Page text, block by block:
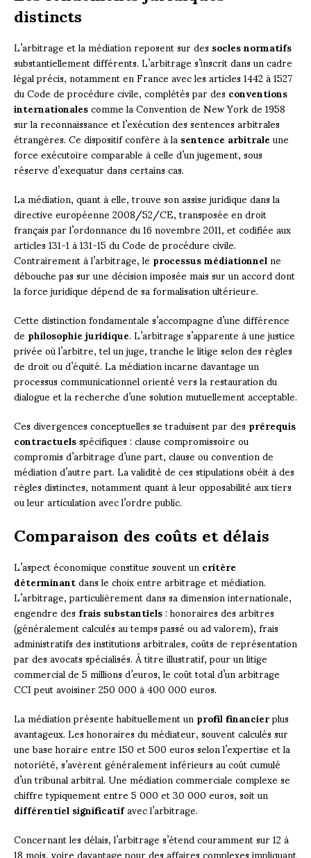
distincts
L’arbitrage et la médiation reposent sur dessocles normatifs
substantiellement différents. L’arbitrage s’inscrit dans un cadre
légal précis, notamment en France avec les articles 1442 à 1527
du Code de procédure civile, complétés par desconventions
internationalescomme la Convention de New York de 1958
sur la reconnaissance et l’exécution des sentences arbitrales
étrangères. Ce dispositif confère à lasentence arbitraleune
force exécutoire comparable à celle d’un jugement, sous
réserve d’exequatur dans certains cas.
La médiation, quant à elle, trouve son assise juridique dans la
directive européenne 2008/52/CE, transposée en droit
français par l’ordonnance du 16 novembre 2011, et codifiée aux
articles 131-1 à 131-15 du Code de procédure civile.
Contrairement à l’arbitrage, leprocessus médiationnelne
débouche pas sur une décision imposée mais sur un accord dont
la force juridique dépend de sa formalisation ultérieure.
Cette distinction fondamentale s’accompagne d’une différence
dephilosophie juridique. L’arbitrage s’apparente à une justice
privée où l’arbitre, tel un juge, tranche le litige selon des règles
de droit ou d’équité. La médiation incarne davantage un
processus communicationnel orienté vers la restauration du
dialogue et la recherche d’une solution mutuellement acceptable.
Ces divergences conceptuelles se traduisent par desprérequis
contractuelsspécifiques : clause compromissoire ou
compromis d’arbitrage d’une part, clause ou convention de
médiation d’autre part. La validité de ces stipulations obéit à des
règles distinctes, notamment quant à leur opposabilité aux tiers
ou leur articulation avec l’ordre public.
Comparaison des coûts et délais
L’aspect économique constitue souvent uncritère
déterminantdans le choix entre arbitrage et médiation.
L’arbitrage, particulièrement dans sa dimension internationale,
engendre desfrais substantiels: honoraires des arbitres
(généralement calculés au temps passé ou ad valorem), frais
administratifs des institutions arbitrales, coûts de représentation
par des avocats spécialisés. À titre illustratif, pour un litige
commercial de 5 millions d’euros, le coût total d’un arbitrage
CCI peut avoisiner 250 000 à 400 000 euros.
La médiation présente habituellement unprofil financierplus
avantageux. Les honoraires du médiateur, souvent calculés sur
une base horaire entre 150 et 500 euros selon l’expertise et la
notoriété, s’avèrent généralement inférieurs au coût cumulé
d’un tribunal arbitral. Une médiation commerciale complexe se
chiffre typiquement entre 5 000 et 30 000 euros, soit un
différentiel significatifavec l’arbitrage.
Concernant les délais, l’arbitrage s’étend couramment sur 12 à